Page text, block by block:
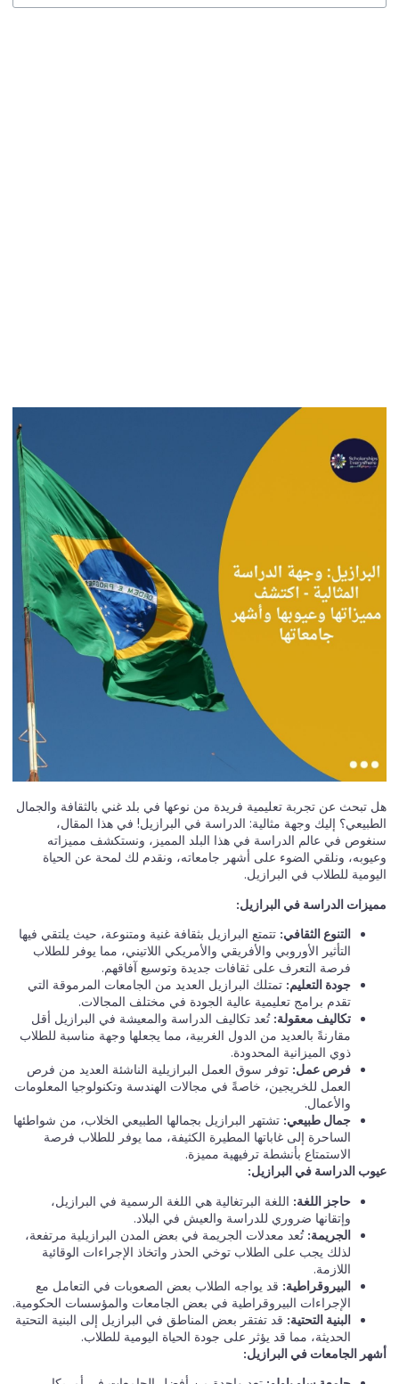
هل تبحث عن تجربة تعليمية فريدة من نوعها في بلد غني بالثقافة والجمال
الطبيعي؟ إليك وجهة مثالية: الدراسة في البرازيل! في هذا المقال،
سنغوص في عالم الدراسة في هذا البلد المميز، ونستكشف مميزاته
وعيوبه، ونلقي الضوء على أشهر جامعاته، ونقدم لك لمحة عن الحياة
اليومية للطلاب في البرازيل.
مميزات الدراسة في البرازيل:
التنوع الثقافي: تتمتع البرازيل بثقافة غنية ومتنوعة، حيث يلتقي فيها
التأثير الأوروبي والأفريقي والأمريكي اللاتيني، مما يوفر للطلاب
فرصة التعرف على ثقافات جديدة وتوسيع آفاقهم.
جودة التعليم: تمتلك البرازيل العديد من الجامعات المرموقة التي
تقدم برامج تعليمية عالية الجودة في مختلف المجالات.
تكاليف معقولة: تُعد تكاليف الدراسة والمعيشة في البرازيل أقل
مقارنةً بالعديد من الدول الغربية، مما يجعلها وجهة مناسبة للطلاب
ذوي الميزانية المحدودة.
فرص عمل: توفر سوق العمل البرازيلية الناشئة العديد من فرص
العمل للخريجين، خاصةً في مجالات الهندسة وتكنولوجيا المعلومات
والأعمال.
جمال طبيعي: تشتهر البرازيل بجمالها الطبيعي الخلاب، من شواطئها
الساحرة إلى غاباتها المطيرة الكثيفة، مما يوفر للطلاب فرصة
الاستمتاع بأنشطة ترفيهية مميزة.
عيوب الدراسة في البرازيل:
حاجز اللغة: اللغة البرتغالية هي اللغة الرسمية في البرازيل،
وإتقانها ضروري للدراسة والعيش في البلاد.
الجريمة: تُعد معدلات الجريمة في بعض المدن البرازيلية مرتفعة،
لذلك يجب على الطلاب توخي الحذر واتخاذ الإجراءات الوقائية
اللازمة.
البيروقراطية: قد يواجه الطلاب بعض الصعوبات في التعامل مع
الإجراءات البيروقراطية في بعض الجامعات والمؤسسات الحكومية.
البنية التحتية: قد تفتقر بعض المناطق في البرازيل إلى البنية التحتية
الحديثة، مما قد يؤثر على جودة الحياة اليومية للطلاب.
أشهر الجامعات في البرازيل: